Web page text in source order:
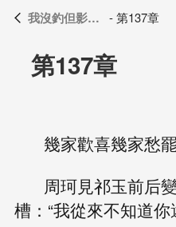
我沒釣但影帝真香了
第137章
幾家歡喜幾家愁罷
周珂見祁玉前后
槽：“我從來不知道
我沒釣但影帝真香了 - 第137章